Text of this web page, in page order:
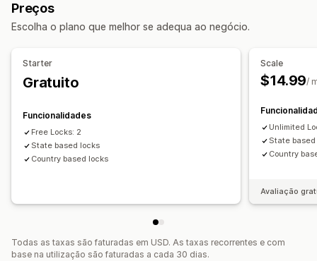
Redirecionamentos
Preços
Escolha o plano que melhor se adequa ao negócio.
Starter
Gratuito
Funcionalidades
Free Locks: 2
State based locks
Country based locks
Scale
$14.99/
Unlimited
State
Country
Avaliação
Todas as taxas são faturadas em USD. As taxas recorrentes e com
base na utilização são faturadas a cada 30 dias.